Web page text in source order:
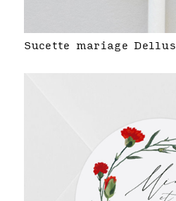
Sucette mariage Dellus